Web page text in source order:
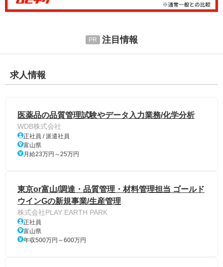
注目情報
求人情報
医薬品の品質管理試験やデータ入力業務/化学分析
WDB株式会社
正社員 / 派遣社員
富山県
月給23万円～25万円
東京or富山/調達・品質管理・材料管理担当 ゴールド
ウインGの新規事業/生産管理
株式会社PLAY EARTH PARK
正社員
富山県
年収500万円～600万円